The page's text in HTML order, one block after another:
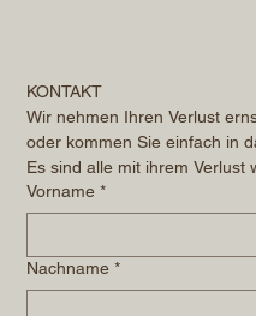
KONTAKT
Wir nehmen Ihren Verlust
oder kommen Sie einfach in
Es sind alle mit ihrem Verlust
Vorname *
Nachname *